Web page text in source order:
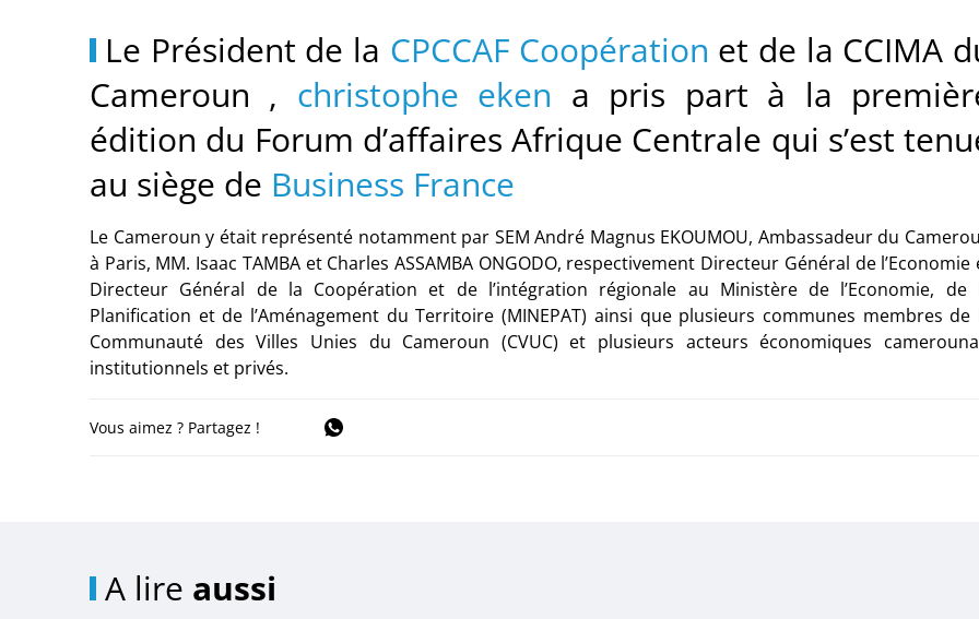
Le Président de la CPCCAF Coopération et de la CCIMA
Cameroun , christophe eken a pris part à la
édition du Forum d’affaires Afrique Centrale qui s’est
au siège de Business France
Le Cameroun y était représenté notamment par SEM André Magnus EKOUMOU, Ambassadeur du
à Paris, MM. Isaac TAMBA et Charles ASSAMBA ONGODO, respectivement Directeur Général de l’Economie
Directeur Général de la Coopération et de l’intégration régionale au Ministère de l’Economie, de
Planification et de l’Aménagement du Territoire (MINEPAT) ainsi que plusieurs communes membres de
Communauté des Villes Unies du Cameroun (CVUC) et plusieurs acteurs économiques
institutionnels et privés.
Vous aimez ? Partagez !
A lire aussi